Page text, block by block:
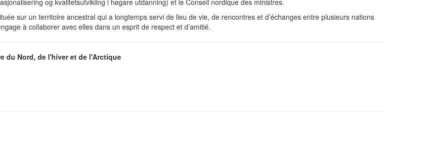
og kvalitetsutvikling i høgare utdanning) et le Conseil nordique des ministres.
sur un territoire ancestral qui a longtemps servi de lieu de vie, de rencontres et d’échanges entre plusieurs nations
à collaborer avec elles dans un esprit de respect et d’amitié.
du Nord, de l'hiver et de l'Arctique